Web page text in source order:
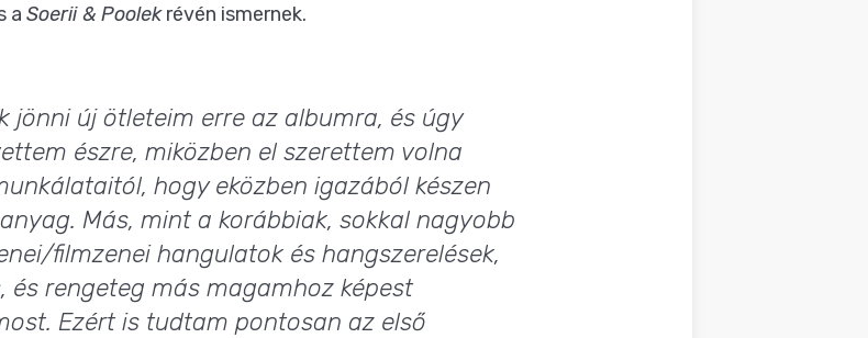
a Soerii & Poolekrévén ismernek.
jönni új ötleteim erre az albumra, és úgy
észre, miközben el szerettem volna
hogy eközben igazából készen
Más, mint a korábbiak, sokkal nagyobb
filmzenei hangulatok és hangszerelések,
és rengeteg más magamhoz képest
Ezért is tudtam pontosan az első